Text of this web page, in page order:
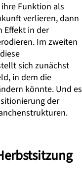
Funktion als
verlieren, dann
Effekt in der
Im zweiten
sich zunächst
in dem die
könnte. Und es
der